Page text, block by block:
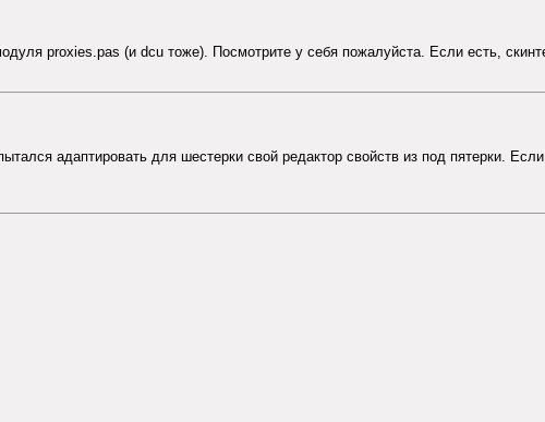
proxies.pas (и dcu тоже). Посмотрите у себя пожалуйста. Если есть,
адаптировать для шестерки свой редактор свойств из под пятерки.